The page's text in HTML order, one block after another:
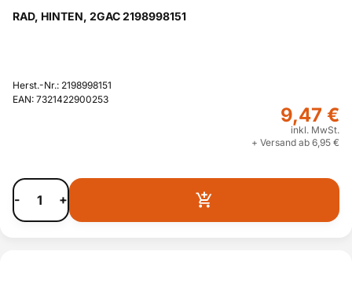
RAD, HINTEN, 2GAC 2198998151
Herst.-Nr.: 2198998151
EAN: 7321422900253
9,47 €
inkl. MwSt.
+ Versand ab 6,95 €
- +